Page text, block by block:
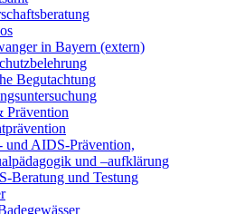
in Bayern (extern)
Begutachtung
Prävention
und AIDS-Prävention,
und –aufklärung
Beratung und Testung